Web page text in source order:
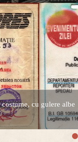
cu gulere albe
controversatele